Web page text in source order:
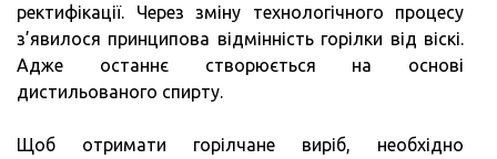
ректифікації. Через зміну технологічного процесу
з’явилося принципова відмінність горілки від віскі.
Адже останнє створюється на основі
дистильованого спирту.
Щоб отримати горілчане виріб, необхідно